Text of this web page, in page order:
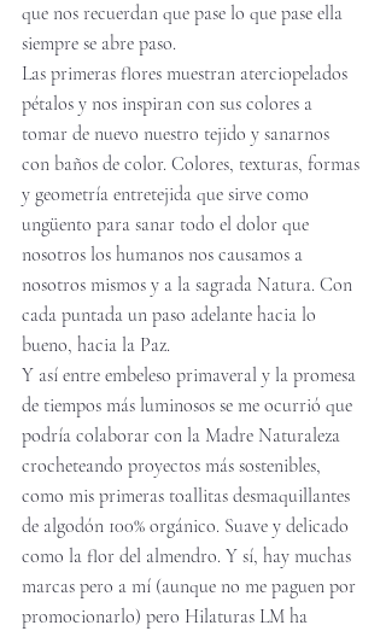
que nos recuerdan que pase lo que pase ella
siempre se abre paso.
Las primeras flores muestran aterciopelados
pétalos y nos inspiran con sus colores a
tomar de nuevo nuestro tejido y sanarnos
con baños de color. Colores, texturas, formas
y geometría entretejida que sirve como
ungüento para sanar todo el dolor que
nosotros los humanos nos causamos a
nosotros mismos y a la sagrada Natura. Con
cada puntada un paso adelante hacia lo
bueno, hacia la Paz.
Y así entre embeleso primaveral y la promesa
de tiempos más luminosos se me ocurrió que
podría colaborar con la Madre Naturaleza
crocheteando proyectos más sostenibles,
como mis primeras toallitas desmaquillantes
de algodón 100% orgánico. Suave y delicado
como la flor del almendro. Y sí, hay muchas
marcas pero a mí (aunque no me paguen por
promocionarlo) pero Hilaturas LM ha